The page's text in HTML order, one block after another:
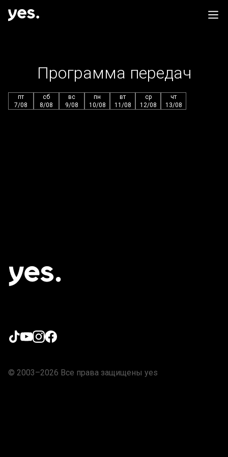
Программа передач
пт
7/08
сб
8/08
вс
9/08
пн
10/08
вт
11/08
ср
12/08
чт
13/08
© 2003–2026 Все права защищены yes